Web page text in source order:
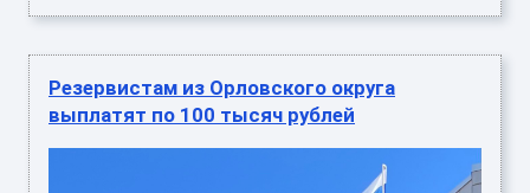
Резервистам из Орловского округа
выплатят по 100 тысяч рублей